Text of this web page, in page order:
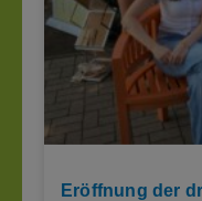
Eröffnung der